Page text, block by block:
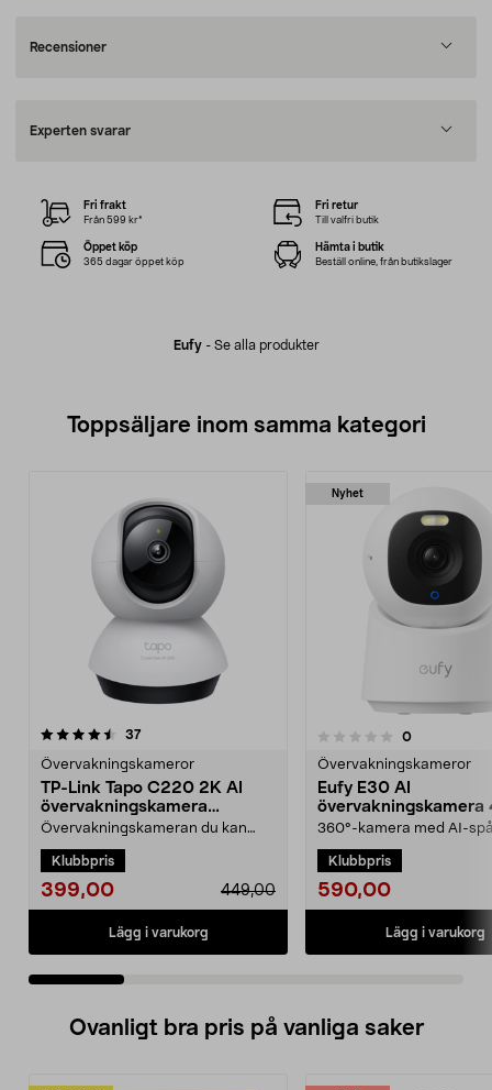
Recensioner
Experten svarar
Eufy- Se alla produkter
Fri frakt
Från 599 kr*
Fri retur
Till valfri butik
Öppet köp
365 dagar öppet köp
Hämta i butik
Beställ online, från butikslager
Toppsäljare inom samma kategori
37recensioner
Övervakningskameror
TP-Link Tapo C220 2K AI
övervakningskamera
inomhus
Övervakningskameran du kan
med smart AI. TP-Link T...
Klubbpris
399,00 449,00
Lägg i varukorg
Nyhet
0.0 av 5 stjärnor 0recensioner
Övervakningskameror
Eufy E30 AI
övervakningskamera
inomhus
360°-kamera med AI-
mobilen. Eufy E3...
Klubbpris
590,00
Lägg i varukorg
4.5 av 5 stjärnor
Ovanligt bra pris på vanliga saker